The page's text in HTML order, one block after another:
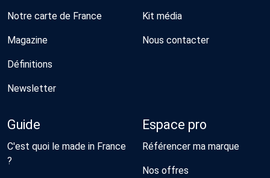
Notre carte de France
Magazine
Définitions
Newsletter
Kit média
Nous contacter
Guide
C'est quoi le made in France
?
Espace pro
Référencer ma marque
Nos offres